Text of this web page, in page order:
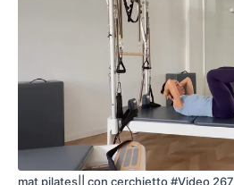
mat pilates|| con cerchietto #Video 267